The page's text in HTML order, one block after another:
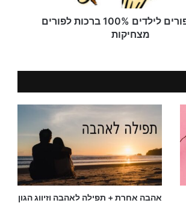
ברכה לפורים לילדים 100% ברכות לפורים
מצחיקות
אהבה אחרת + תפילה לאהבה וזיווג הגון